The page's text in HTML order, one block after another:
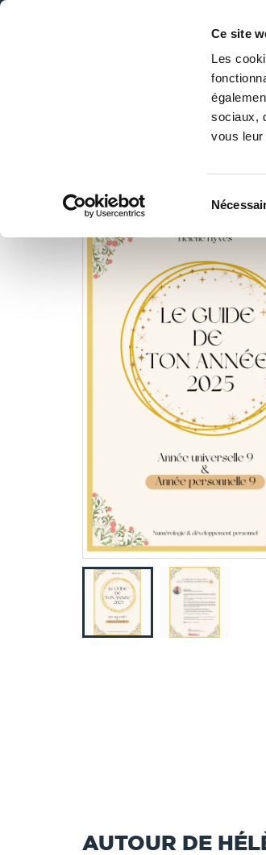
Ce site
Les
sociaux,
vous
DE LA PAGE BLANCHE... AU BEST
/ Art de
AUTOUR DE